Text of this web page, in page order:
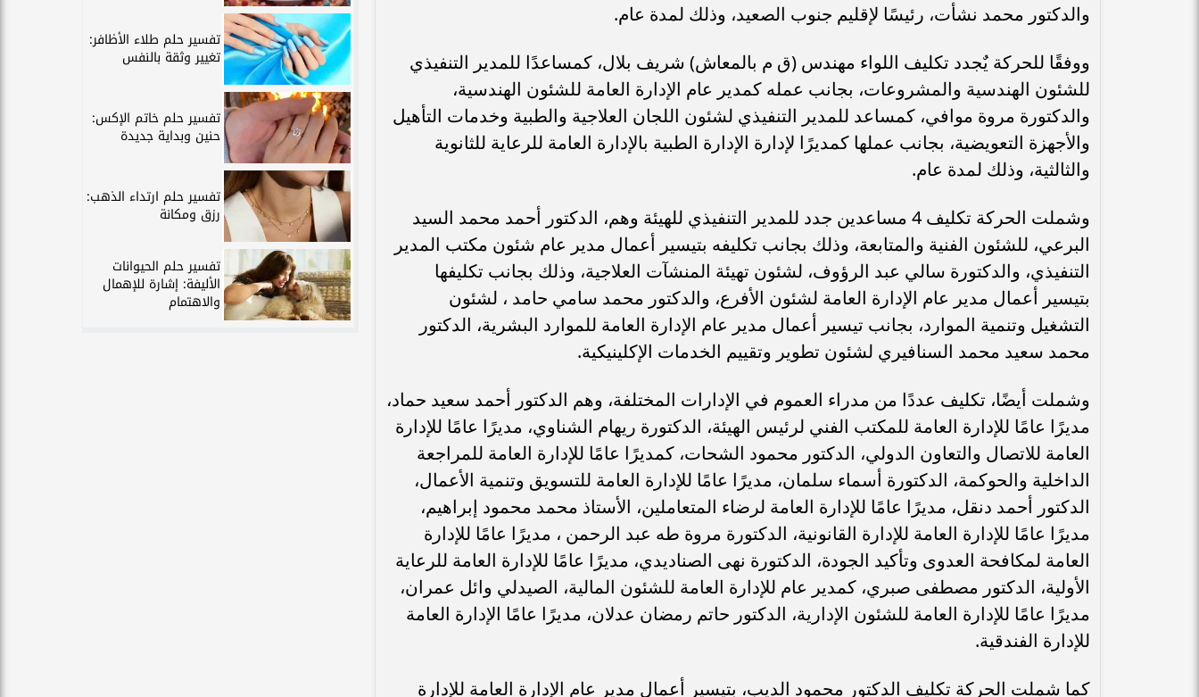
والدكتور محمد نشأت، رئيسًا لإقليم جنوب الصعيد، وذلك لمدة عام.
ووفقًا للحركة يٌجدد تكليف اللواء مهندس (ق م بالمعاش) شريف بلال، كمساعدًا للمدير التنفيذي
للشئون الهندسية والمشروعات، بجانب عمله كمدير عام الإدارة العامة للشئون الهندسية،
والدكتورة مروة موافي، كمساعد للمدير التنفيذي لشئون اللجان العلاجية والطبية وخدمات التأهيل
والأجهزة التعويضية، بجانب عملها كمديرًا لإدارة الإدارة الطبية بالإدارة العامة للرعاية للثانوية
والثالثية، وذلك لمدة عام.
وشملت الحركة تكليف 4 مساعدين جدد للمدير التنفيذي للهيئة وهم، الدكتور أحمد محمد السيد
البرعي، للشئون الفنية والمتابعة، وذلك بجانب تكليفه بتيسير أعمال مدير عام شئون مكتب المدير
التنفيذي، والدكتورة سالي عبد الرؤوف، لشئون تهيئة المنشآت العلاجية، وذلك بجانب تكليفها
بتيسير أعمال مدير عام الإدارة العامة لشئون الأفرع، والدكتور محمد سامي حامد ، لشئون
التشغيل وتنمية الموارد، بجانب تيسير أعمال مدير عام الإدارة العامة للموارد البشرية، الدكتور
محمد سعيد محمد السنافيري لشئون تطوير وتقييم الخدمات الإكلينيكية.
وشملت أيضًا، تكليف عددًا من مدراء العموم في الإدارات المختلفة، وهم الدكتور أحمد سعيد حماد،
مديرًا عامًا للإدارة العامة للمكتب الفني لرئيس الهيئة، الدكتورة ريهام الشناوي، مديرًا عامًا للإدارة
العامة للاتصال والتعاون الدولي، الدكتور محمود الشحات، كمديرًا عامًا للإدارة العامة للمراجعة
الداخلية والحوكمة، الدكتورة أسماء سلمان، مديرًا عامًا للإدارة العامة للتسويق وتنمية الأعمال،
الدكتور أحمد دنقل، مديرًا عامًا للإدارة العامة لرضاء المتعاملين، الأستاذ محمد محمود إبراهيم،
مديرًا عامًا للإدارة العامة للإدارة القانونية، الدكتورة مروة طه عبد الرحمن ، مديرًا عامًا للإدارة
العامة لمكافحة العدوى وتأكيد الجودة، الدكتورة نهى الصناديدي، مديرًا عامًا للإدارة العامة للرعاية
الأولية، الدكتور مصطفى صبري، كمدير عام للإدارة العامة للشئون المالية، الصيدلي وائل عمران،
مديرًا عامًا للإدارة العامة للشئون الإدارية، الدكتور حاتم رمضان عدلان، مديرًا عامًا الإدارة العامة
للإدارة الفندقية.
كما شملت الحركة تكليف الدكتور محمود الديب، بتيسير أعمال مدير عام الإدارة العامة للإدارة
تفسير حلم طلاء الأظافر:
تغيير وثقة بالنفس
تفسير حلم خاتم الإكس:
حنين وبداية جديدة
تفسير حلم ارتداء الذهب:
رزق ومكانة
تفسير حلم الحيوانات
الأليفة: إشارة للإهمال
والاهتمام